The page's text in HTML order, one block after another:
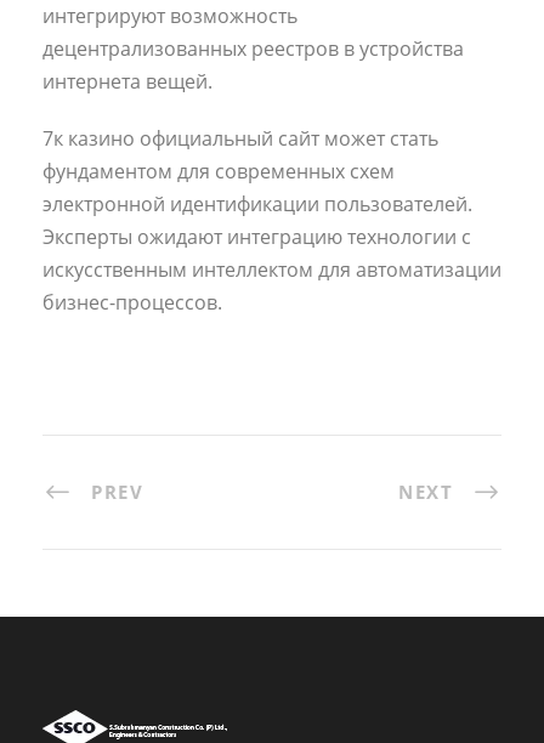
интегрируют возможность
децентрализованных реестров в устройства
интернета вещей.
7к казино официальный сайт может стать
фундаментом для современных схем
электронной идентификации пользователей.
Эксперты ожидают интеграцию технологии с
искусственным интеллектом для автоматизации
бизнес-процессов.
PREV NEXT